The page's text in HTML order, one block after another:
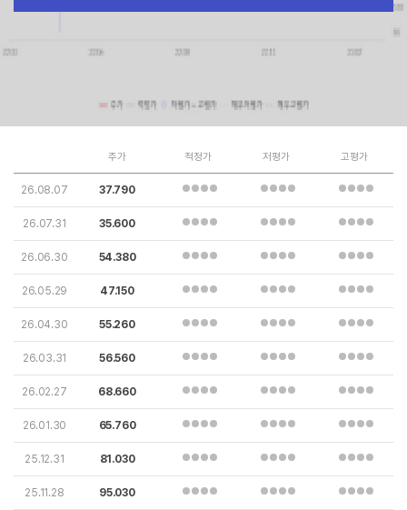
주가 적정가 저평가 고평가
26.08.07 37.790
26.07.31 35.600
26.06.30 54.380
26.05.29 47.150
26.04.30 55.260
26.03.31 56.560
26.02.27 68.660
26.01.30 65.760
25.12.31 81.030
25.11.28 95.030